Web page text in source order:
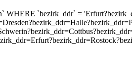
WHERE `bezirk_ddr` =